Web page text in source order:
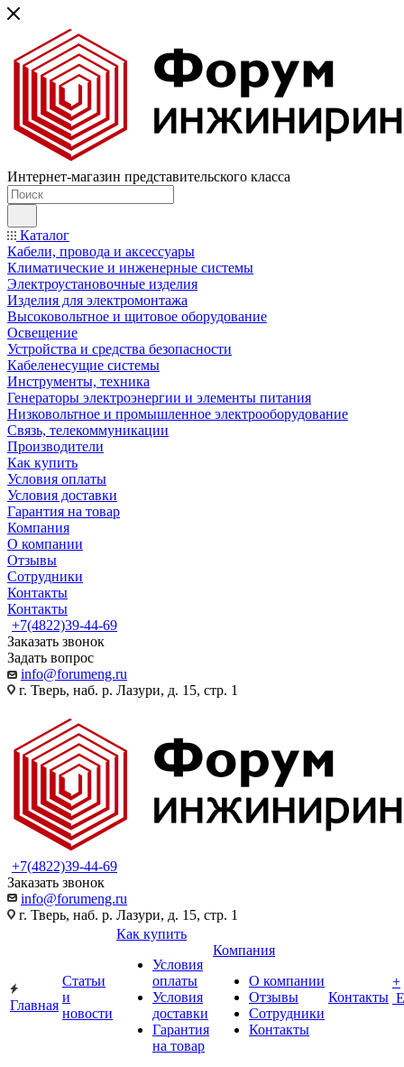
Интернет-магазин представительского класса
Каталог
Кабели, провода и аксессуары
Климатические и инженерные системы
Электроустановочные изделия
Изделия для электромонтажа
Высоковольтное и щитовое оборудование
Освещение
Устройства и средства безопасности
Кабеленесущие системы
Инструменты, техника
Генераторы электроэнергии и элементы питания
Низковольтное и промышленное электрооборудование
Связь, телекоммуникации
Производители
Как купить
Условия оплаты
Условия доставки
Гарантия на товар
Компания
О компании
Отзывы
Сотрудники
Контакты
Контакты
+7(4822)39-44-69
Заказать звонок
Задать вопрос
info@forumeng.ru
г. Тверь, наб. р. Лазури, д. 15, стр. 1
+7(4822)39-44-69
Заказать звонок
info@forumeng.ru
г. Тверь, наб. р. Лазури, д. 15, стр. 1
Главная
Статьи
и
новости
Как купить
Условия
оплаты
Условия
доставки
Гарантия
на товар
Компания
О компании
Отзывы
Сотрудники
Контакты
Контакты
+